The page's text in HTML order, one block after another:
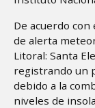
De acuerdo
de alerta
Litoral: Santa
registrando un
debido a la
niveles de